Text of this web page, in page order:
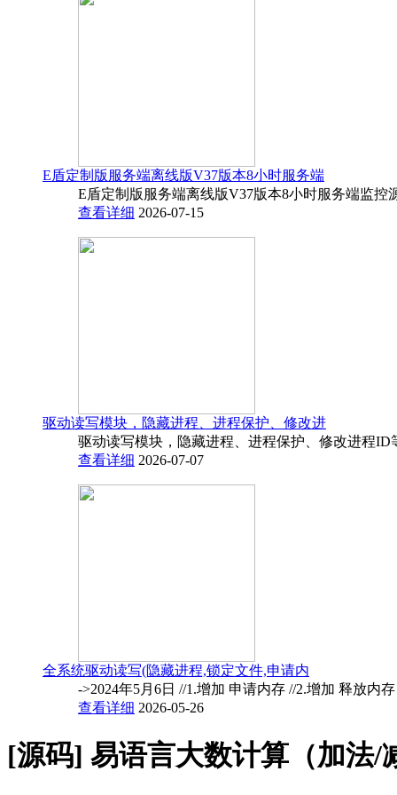
E盾定制版服务端离线版V37版本8小时服务端
E盾定制版服务端离线版V37版本8小时服务端监
查看详细 2026-07-15
驱动读写模块，隐藏进程、进程保护、修改进
驱动读写模块，隐藏进程、进程保护、修改进程ID
查看详细 2026-07-07
全系统驱动读写(隐藏进程,锁定文件,申请内
->2024年5月6日 //1.增加 申请内存 //2.增加 释放内
查看详细 2026-05-26
[源码] 易语言大数计算（加法/